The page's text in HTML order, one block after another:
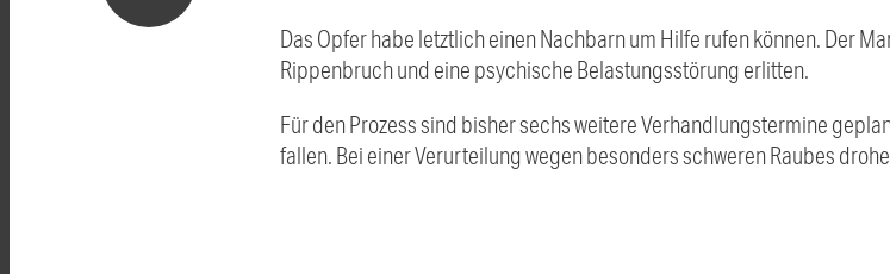
Das Opfer habe letztlich einen Nachbarn um Hilfe rufen können. Der
Rippenbruch und eine psychische Belastungsstörung erlitten.
Für den Prozess sind bisher sechs weitere Verhandlungstermine
fallen. Bei einer Verurteilung wegen besonders schweren Raubes